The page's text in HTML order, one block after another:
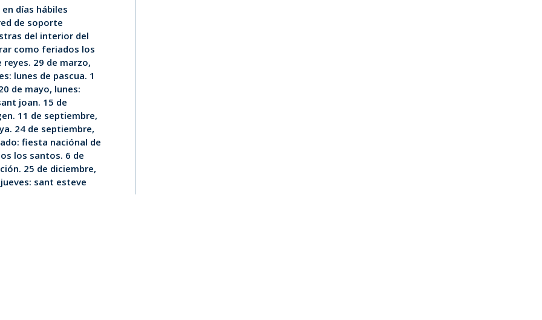
días hábiles
de soporte
del interior del
como feriados los
reyes. 29 de marzo,
lunes de pascua. 1
de mayo, lunes:
joan. 15 de
11 de septiembre,
24 de septiembre,
fiesta naciónal de
los santos. 6 de
25 de diciembre,
sant esteve